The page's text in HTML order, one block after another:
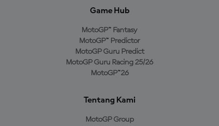
Game Hub
MotoGP™ Fantasy
MotoGP™ Predictor
MotoGP Guru Predict
MotoGP Guru Racing 25/26
MotoGP™26
Tentang Kami
MotoGP Group